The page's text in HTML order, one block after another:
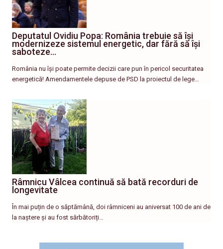
Deputatul Ovidiu Popa: România trebuie să își
modernizeze sistemul energetic, dar fără să își
saboteze…
România nu își poate permite decizii care pun în pericol securitatea
energetică! Amendamentele depuse de PSD la proiectul de lege…
Râmnicu Vâlcea continuă să bată recorduri de
longevitate
În mai puțin de o săptămână, doi râmniceni au aniversat 100 de ani de
la naștere și au fost sărbătoriți…